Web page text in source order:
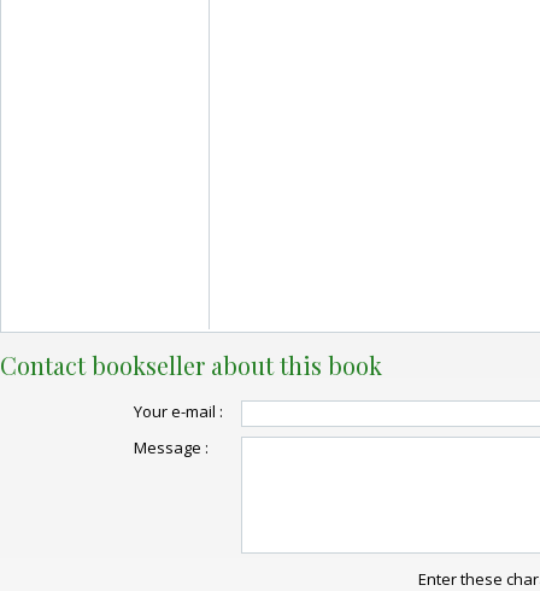
Contact bookseller about this book
Your e-mail :
Message :
Enter these